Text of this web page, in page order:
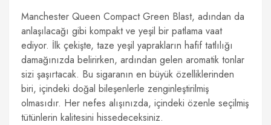
Manchester Queen Compact Green Blast, adından da
anlaşılacağı gibi kompakt ve yeşil bir patlama vaat
ediyor. İlk çekişte, taze yeşil yaprakların hafif tatlılığı
damağınızda belirirken, ardından gelen aromatik tonlar
sizi şaşırtacak. Bu sigaranın en büyük özelliklerinden
biri, içindeki doğal bileşenlerle zenginleştirilmiş
olmasıdır. Her nefes alışınızda, içindeki özenle seçilmiş
tütünlerin kalitesini hissedeceksiniz.